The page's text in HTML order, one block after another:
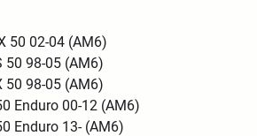
50 02-04 (AM6)
50 98-05 (AM6)
50 98-05 (AM6)
Enduro 00-12 (AM6)
Enduro 13- (AM6)